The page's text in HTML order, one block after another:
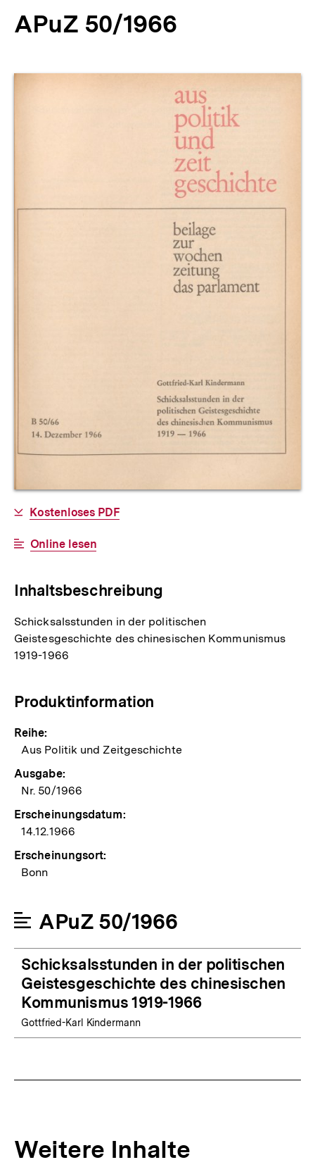
APuZ 50/1966
Produktvorschau
Allgemeine
Informationen
Download-
Kostenloses PDF
Interner
Online lesen
Inhaltsbeschreibung
Schicksalsstunden in der politischen
Geistesgeschichte des chinesischen Kommunismus
1919-1966
Produktinformation
Reihe:
Aus Politik und Zeitgeschichte
Ausgabe:
Nr. 50/1966
Erscheinungsdatum:
14.12.1966
Erscheinungsort:
Bonn
APuZ 50/1966
Schicksalsstunden in der politischen
Geistesgeschichte des chinesischen
Kommunismus 1919-1966
Gottfried-Karl Kindermann
Weitere Inhalte